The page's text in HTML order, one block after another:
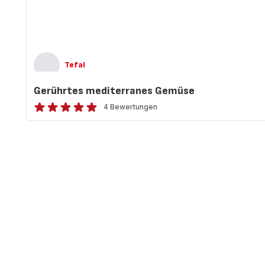
Tefal
Gerührtes mediterranes Gemüse
Bewertung
4 Bewertungen